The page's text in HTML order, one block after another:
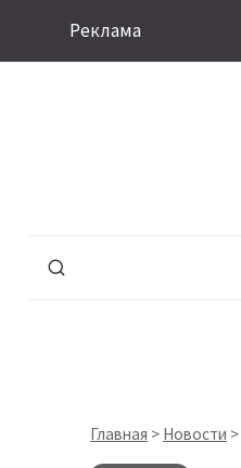
Реклама
Главная > Новости >